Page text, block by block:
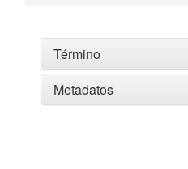
Término
Metadatos